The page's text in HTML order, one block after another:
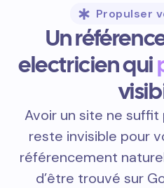
Propulser
Un
electricien qui
Avoir un site ne suffit
reste invisible pour
référencement
d’être trouvé sur